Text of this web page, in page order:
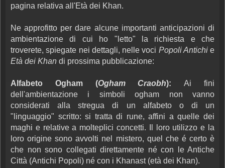
pagina relativa all'Età dei Khan.
Ne approfitto per dare alcune importanti anticipazioni di
ambientazione di cui ho "letto" la richiesta e che
troverete, spiegate nei dettagli, nelle voci Popoli Antichie
Età dei Khan di prossima pubblicazione:
Alfabeto Ogham (Ogham Craobh):Ai fini
dell'ambientazione i simboli ogham non vanno
considerati alla stregua di un alfabeto o di un
"linguaggio" scritto: si tratta di rune, affini a quelle dei
maghi e relative a molteplici concetti. Il loro utilizzo e la
loro origine sono avvolti nel mistero, quel che é certo è
che non sono collegati direttamente né con le Antiche
Città (Antichi Popoli) né con i Khanast (età dei Khan).